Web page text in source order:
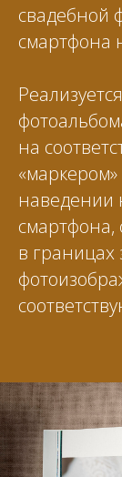
свадебной
смартфона
на
наведении
в